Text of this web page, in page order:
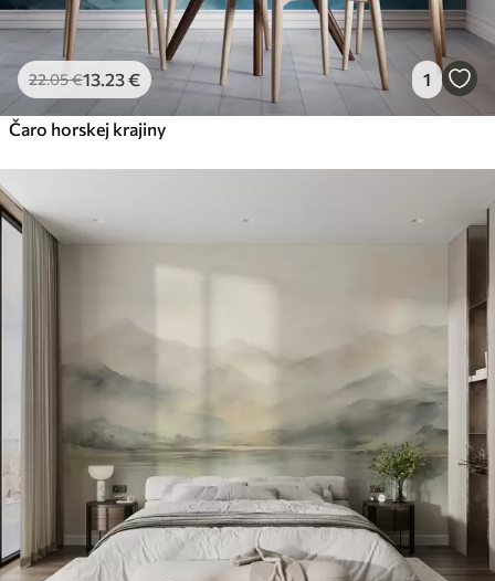
22.05€13 .23€ 1
Čaro horskej krajiny